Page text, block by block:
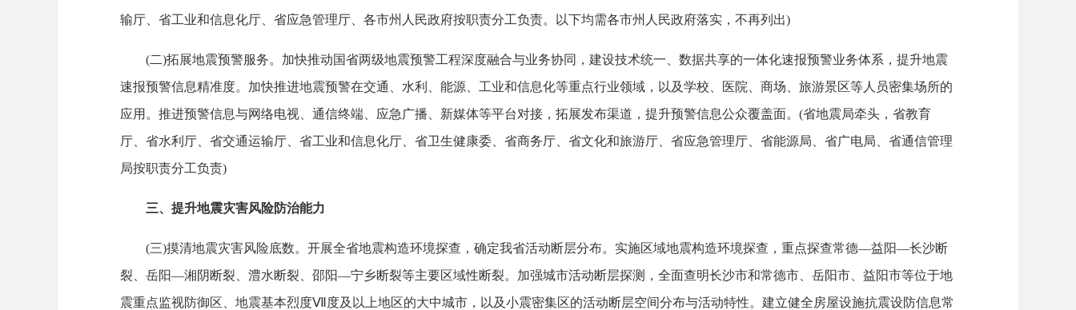
输厅、省工业和信息化厅、省应急管理厅、各市州人民政府按职责分工负责。以下均需各市州人民政府落实，不再列出)
(二)拓展地震预警服务。加快推动国省两级地震预警工程深度融合与业务协同，建设技术统一、数据共享的一体化速报预警业务体系，提升地震
速报预警信息精准度。加快推进地震预警在交通、水利、能源、工业和信息化等重点行业领域，以及学校、医院、商场、旅游景区等人员密集场所的
应用。推进预警信息与网络电视、通信终端、应急广播、新媒体等平台对接，拓展发布渠道，提升预警信息公众覆盖面。(省地震局牵头，省教育
厅、省水利厅、省交通运输厅、省工业和信息化厅、省卫生健康委、省商务厅、省文化和旅游厅、省应急管理厅、省能源局、省广电局、省通信管理
局按职责分工负责)
三、提升地震灾害风险防治能力
(三)摸清地震灾害风险底数。开展全省地震构造环境探查，确定我省活动断层分布。实施区域地震构造环境探查，重点探查常德—益阳—长沙断
裂、岳阳—湘阴断裂、澧水断裂、邵阳—宁乡断裂等主要区域性断裂。加强城市活动断层探测，全面查明长沙市和常德市、岳阳市、益阳市等位于地
震重点监视防御区、地震基本烈度Ⅶ度及以上地区的大中城市，以及小震密集区的活动断层空间分布与活动特性。建立健全房屋设施抗震设防信息常